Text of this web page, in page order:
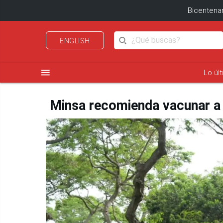
ENGLISH
menu Lo
Minsa recomienda vacunar